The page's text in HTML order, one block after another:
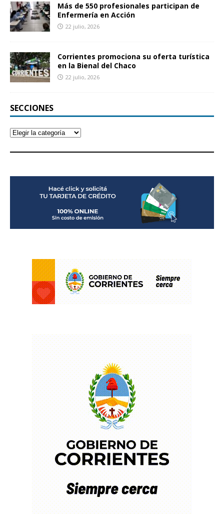
Más de 550 profesionales participan de
Enfermería en Acción
22 julio, 2026
Corrientes promociona su oferta turística
en la Bienal del Chaco
22 julio, 2026
SECCIONES